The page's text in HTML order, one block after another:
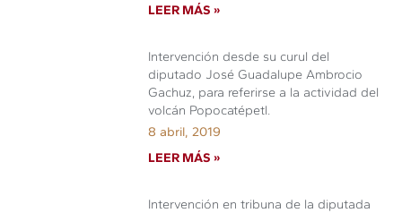
LEER MÁS »
Intervención desde su curul del
diputado José Guadalupe Ambrocio
Gachuz, para referirse a la actividad del
volcán Popocatépetl.
8 abril, 2019
LEER MÁS »
Intervención en tribuna de la diputada